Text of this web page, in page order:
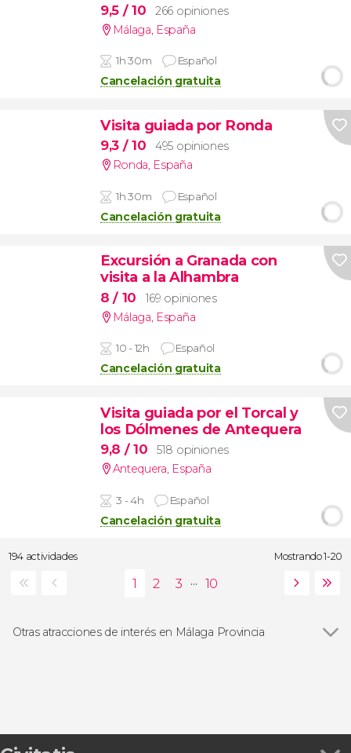
9,5 / 10
266 opiniones
Málaga España
1h 30m Español
Cancelación gratuita
Visita guiada por Ronda
9,3 / 10
495 opiniones
Ronda, España
1h 30m Español
Cancelación gratuita
Excursión a Granada con
visita a la Alhambra
8/ 10
169 opiniones
Málaga España
10 - 12h Español
Cancelación gratuita
Visita guiada por el Torcal y
los Dólmenes de Antequera
9,8 / 10
518 opiniones
Antequera, España
3 - 4h Español
Cancelación gratuita
194 actividades Mostrando 1-20
...
Otras atracciones de interés en Málaga Provincia
Museo Picasso Málaga